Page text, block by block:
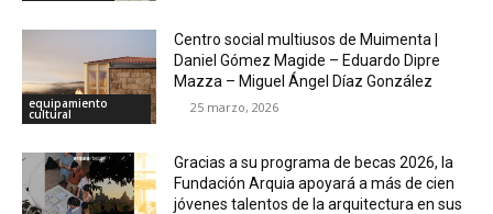
equipamiento
cultural
Centro social multiusos de Muimenta |
Daniel Gómez Magide – Eduardo Dipre
Mazza – Miguel Ángel Díaz González
25 marzo, 2026
Gracias a su programa de becas 2026, la
Fundación Arquia apoyará a más de cien
jóvenes talentos de la arquitectura en sus